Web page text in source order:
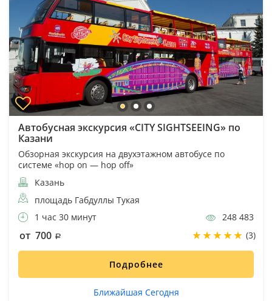
Автобусная экскурсия «CITY SIGHTSEEING» по
Казани
Обзорная экскурсия на двухэтажном автобусе по
системе «hop on — hop off»
Казань
площадь Габдуллы Тукая
1 час 30 минут
248 483
от 700 (3)
Подробнее
Ближайшая Сегодня